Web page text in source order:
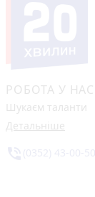
РОБОТА У НАС
Шукаєм таланти
Детальніше